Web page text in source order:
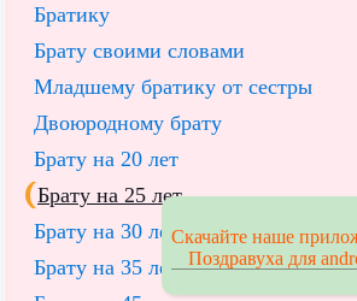
Братику
Брату своими словами
Младшему братику от сестры
Двоюродному брату
Брату на 20 лет
Брату на 25 лет
Брату на 30 лет
Брату на 35 лет
Скачайте наше
Поздравуха для